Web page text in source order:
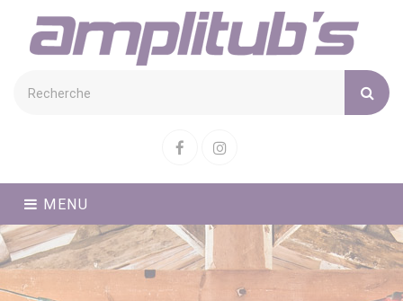
FacebookInstagram
MENU
Cookies management panel